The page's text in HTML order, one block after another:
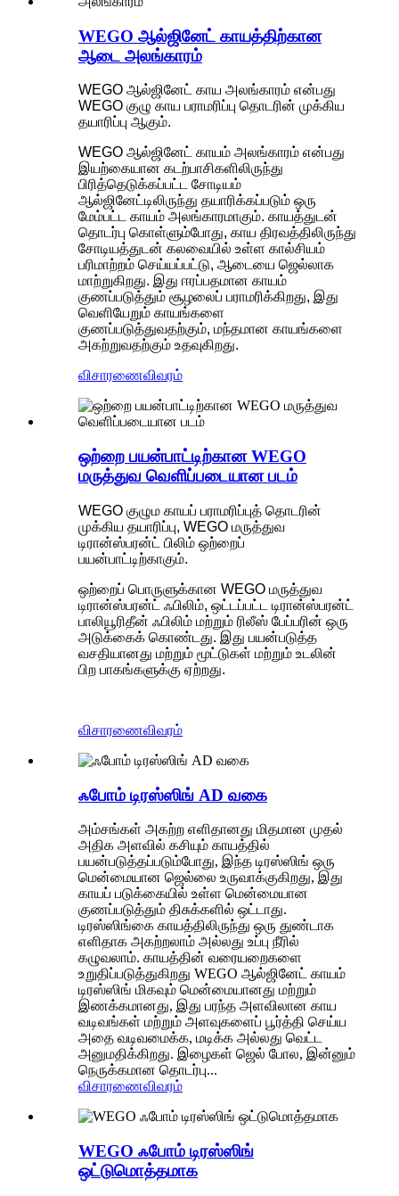
WEGO ஆல்ஜினேட் காயத்திற்கான
ஆடை அலங்காரம்
WEGO ஆல்ஜினேட் காய அலங்காரம் என்பது
WEGO குழு காய பராமரிப்பு தொடரின் முக்கிய
தயாரிப்பு ஆகும்.
WEGO ஆல்ஜினேட் காயம் அலங்காரம் என்பது
இயற்கையான கடற்பாசிகளிலிருந்து
பிரித்தெடுக்கப்பட்ட சோடியம்
ஆல்ஜினேட்டிலிருந்து தயாரிக்கப்படும் ஒரு
மேம்பட்ட காயம் அலங்காரமாகும். காயத்துடன்
தொடர்பு கொள்ளும்போது, ​​காய திரவத்திலிருந்து
சோடியத்துடன் கலவையில் உள்ள கால்சியம்
பரிமாற்றம் செய்யப்பட்டு, ஆடையை ஜெல்லாக
மாற்றுகிறது. இது ஈரப்பதமான காயம்
குணப்படுத்தும் சூழலைப் பராமரிக்கிறது, இது
வெளியேறும் காயங்களை
குணப்படுத்துவதற்கும், மந்தமான காயங்களை
அகற்றுவதற்கும் உதவுகிறது.
விசாரணைவிவரம்
ஒற்றை பயன்பாட்டிற்கான WEGO
மருத்துவ வெளிப்படையான படம்
WEGO குழும காயப் பராமரிப்புத் தொடரின்
முக்கிய தயாரிப்பு, WEGO மருத்துவ
டிரான்ஸ்பரன்ட் பிலிம் ஒற்றைப்
பயன்பாட்டிற்காகும்.
ஒற்றைப் பொருளுக்கான WEGO மருத்துவ
டிரான்ஸ்பரன்ட் ஃபிலிம், ஒட்டப்பட்ட டிரான்ஸ்பரன்ட்
பாலியூரிதீன் ஃபிலிம் மற்றும் ரிலீஸ் பேப்பரின் ஒரு
அடுக்கைக் கொண்டது. இது பயன்படுத்த
வசதியானது மற்றும் மூட்டுகள் மற்றும் உடலின்
பிற பாகங்களுக்கு ஏற்றது.
விசாரணைவிவரம்
ஃபோம் டிரஸ்ஸிங் AD வகை
அம்சங்கள் அகற்ற எளிதானது மிதமான முதல்
அதிக அளவில் கசியும் காயத்தில்
பயன்படுத்தப்படும்போது, ​​இந்த டிரஸ்ஸிங் ஒரு
மென்மையான ஜெல்லை உருவாக்குகிறது, இது
காயப் படுக்கையில் உள்ள மென்மையான
குணப்படுத்தும் திசுக்களில் ஒட்டாது.
டிரஸ்ஸிங்கை காயத்திலிருந்து ஒரு துண்டாக
எளிதாக அகற்றலாம் அல்லது உப்பு நீரில்
கழுவலாம். காயத்தின் வரையறைகளை
உறுதிப்படுத்துகிறது WEGO ஆல்ஜினேட் காயம்
டிரஸ்ஸிங் மிகவும் மென்மையானது மற்றும்
இணக்கமானது, இது பரந்த அளவிலான காய
வடிவங்கள் மற்றும் அளவுகளைப் பூர்த்தி செய்ய
அதை வடிவமைக்க, மடிக்க அல்லது வெட்ட
அனுமதிக்கிறது. இழைகள் ஜெல் போல, இன்னும்
நெருக்கமான தொடர்பு...
விசாரணைவிவரம்
WEGO ஃபோம் டிரஸ்ஸிங்
ஒட்டுமொத்தமாக